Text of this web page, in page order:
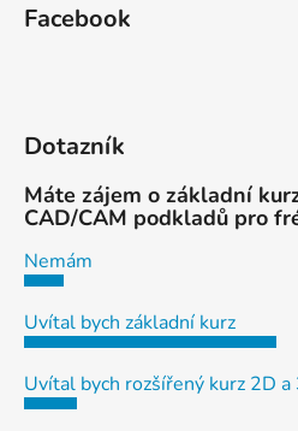
Facebook
Dotazník
Máte zájem o základní
CAD/CAM podkladů pro
Nemám
Uvítal bych základní kurz
Uvítal bych rozšířený kurz 2D a